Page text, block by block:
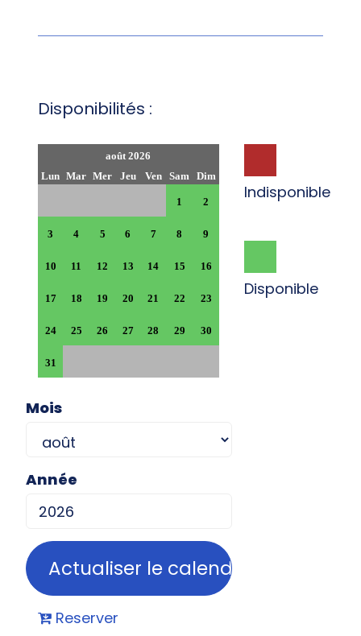
Disponibilités :
août 2026
Lun Mar Mer Jeu Ven Sam Dim
1 2
3 4 5 6 7 8 9
10 11 12 13 14 15 16
17 18 19 20 21 22 23
24 25 26 27 28 29 30
31
Mois
Année
Indisponible
Disponible
Reserver